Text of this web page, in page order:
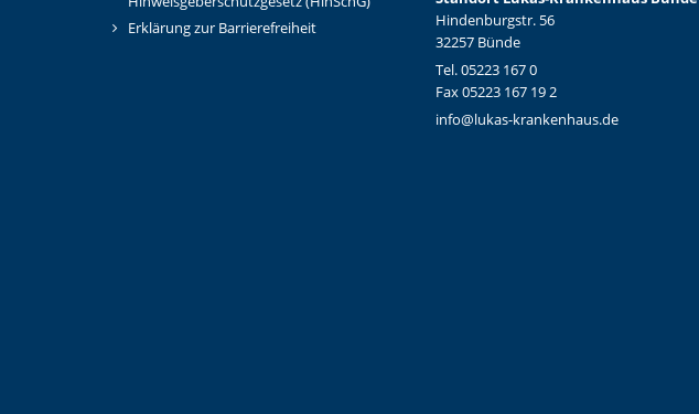
Erklärung zur Barrierefreiheit
Hindenburgstr. 56
32257 Bünde
Tel. 05223 167 0
Fax 05223 167 19 2
info@lukas-krankenhaus.de